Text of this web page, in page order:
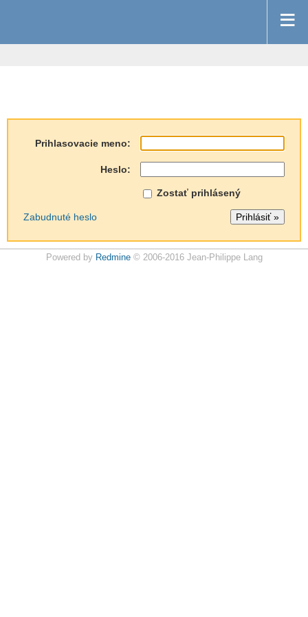
Prihlasovacie meno:
Heslo:
Zostať prihlásený
Zabudnuté heslo
Powered by Redmine© 2006-2016 Jean-Philippe Lang